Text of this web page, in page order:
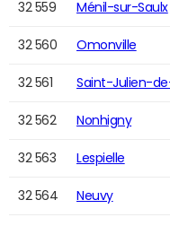
32 559 Ménil-sur-Saulx
32 560 Omonville
32 561 Saint-Julien-
32 562 Nonhigny
32 563 Lespielle
32 564 Neuvy